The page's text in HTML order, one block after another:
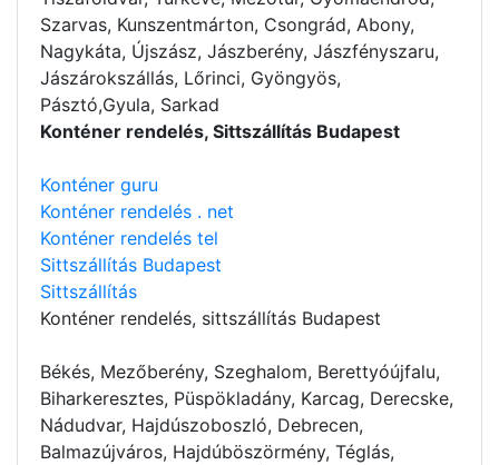
Szarvas, Kunszentmárton, Csongrád, Abony,
Nagykáta, Újszász, Jászberény, Jászfényszaru,
Jászárokszállás, Lőrinci, Gyöngyös,
Pásztó,Gyula, Sarkad
Konténer rendelés, Sittszállítás Budapest
Konténer guru
Konténer rendelés . net
Konténer rendelés tel
Sittszállítás Budapest
Sittszállítás
Konténer rendelés, sittszállítás Budapest
Békés, Mezőberény, Szeghalom, Berettyóújfalu,
Biharkeresztes, Püspökladány, Karcag, Derecske,
Nádudvar, Hajdúszoboszló, Debrecen,
Balmazújváros, Hajdúböszörmény, Téglás,